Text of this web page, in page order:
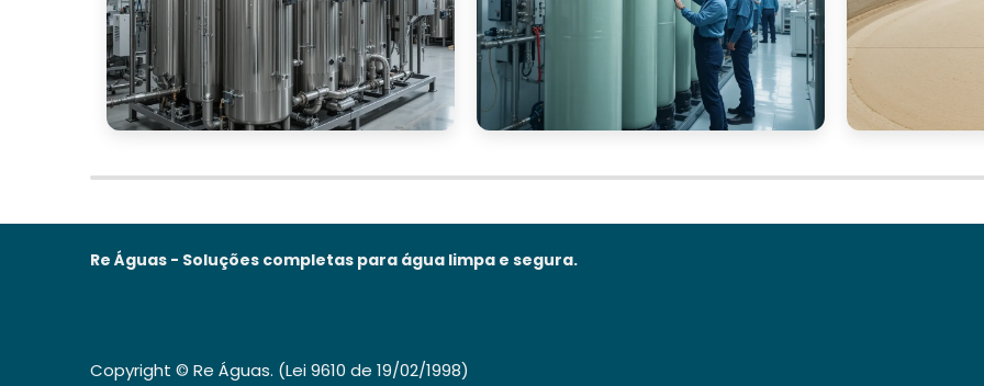
Re Águas - Soluções completas para água limpa e segura.
Copyright © Re Águas. (Lei 9610 de 19/02/1998)